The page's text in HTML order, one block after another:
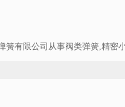
簧有限公司从事阀类弹簧,精密